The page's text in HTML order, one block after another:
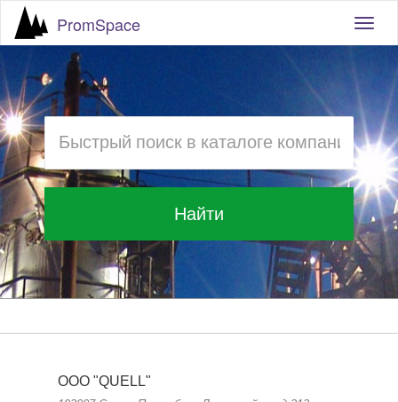
PromSpace
Найти
ООО "QUELL"